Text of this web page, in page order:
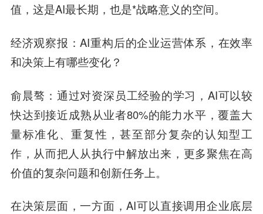
值，这是AI最长期，也是*战略意义的空间。
经济观察报 ：AI重构后的企业运营体系，在效率
和决策上有哪些变化？
俞晨骜 ：通过对资深员工经验的学习，AI可以较
快达到接近成熟从业者80%的能力水平，覆盖大
量标准化、重复性，甚至部分复杂的认知型工
作，从而把人从执行中解放出来，更多聚焦在高
价值的复杂问题和创新任务上。
在决策层面，一方面，AI可以直接调用企业底层